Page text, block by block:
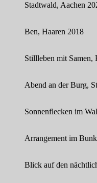
Stadtwald, Aachen
Ben, Haaren 2018
Stillleben mit Samen,
Abend an der Burg,
Sonnenflecken im
Arrangement im
Blick auf den